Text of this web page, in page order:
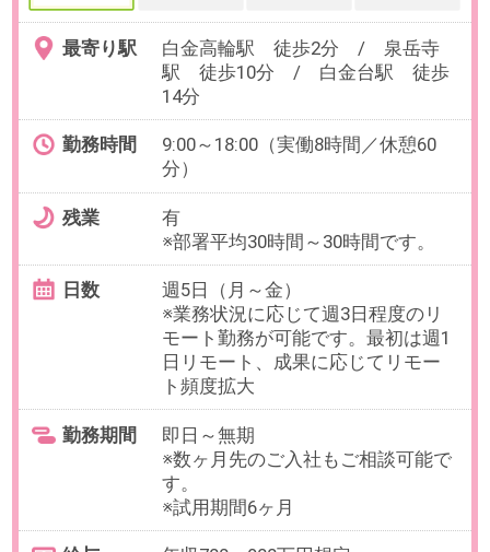
◀ 1 2 3 4 ▶
検索条件を変更する
無料会員登録｜利用規約 ｜プライバシーポリシー
｜ サイトマップ ｜ 推奨環境
ビースタイル スマートキャリアへのご意見・ご要望・ご指